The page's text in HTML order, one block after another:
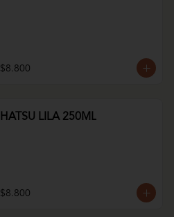
$8.800
HATSU LILA 250ML
$8.800